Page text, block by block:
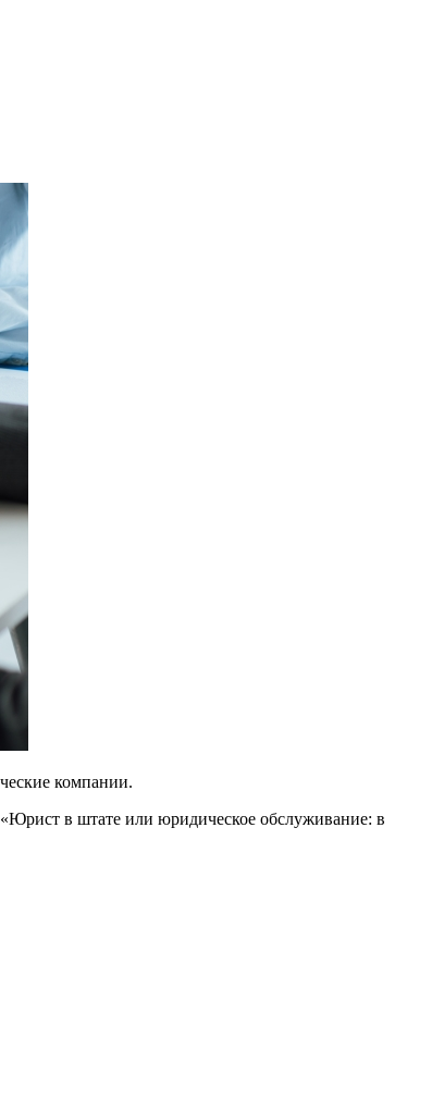
компании.
в штате или юридическое обслуживание: в